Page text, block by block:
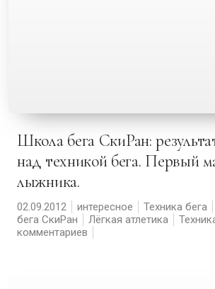
Школа бега СкиРан: результаты работы
над техникой бега. Первый
лыжника.
02.09.2012 интересное Техника бега
бега СкиРан
Лёгкая атлетика
комментариев